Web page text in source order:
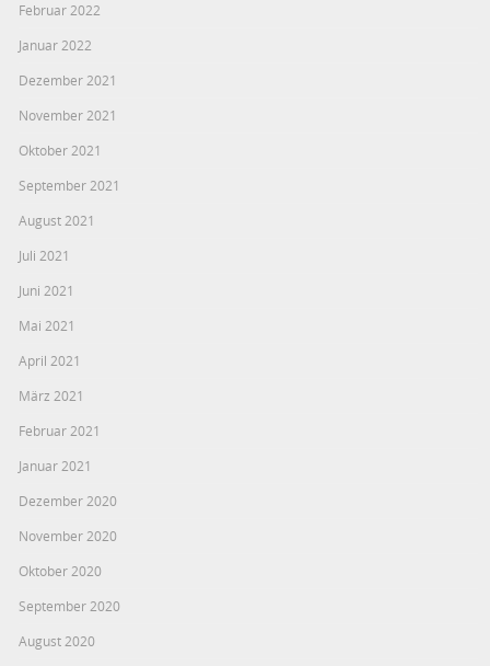
Februar 2022
Januar 2022
Dezember 2021
November 2021
Oktober 2021
September 2021
August 2021
Juli 2021
Juni 2021
Mai 2021
April 2021
März 2021
Februar 2021
Januar 2021
Dezember 2020
November 2020
Oktober 2020
September 2020
August 2020